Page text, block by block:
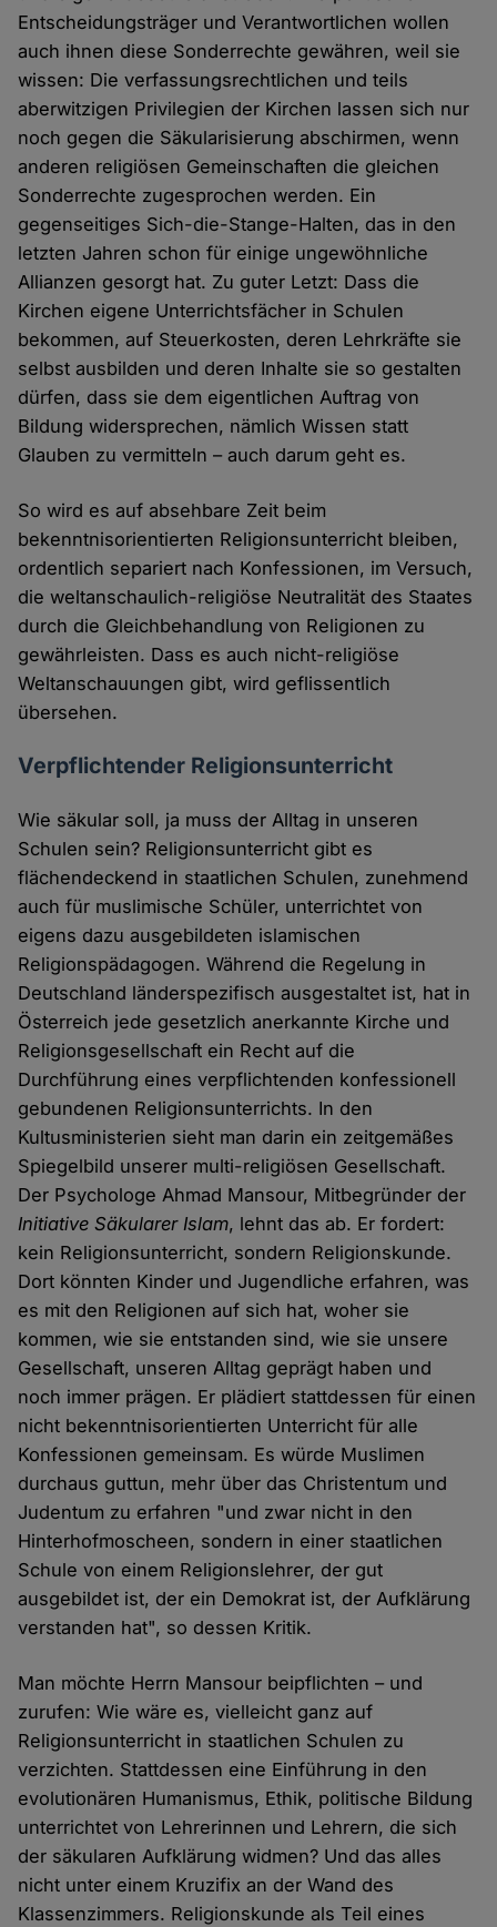
Entscheidungsträger und Verantwortlichen wollen
auch ihnen diese Sonderrechte gewähren, weil sie
wissen: Die verfassungsrechtlichen und teils
aberwitzigen Privilegien der Kirchen lassen sich nur
noch gegen die Säkularisierung abschirmen, wenn
anderen religiösen Gemeinschaften die gleichen
Sonderrechte zugesprochen werden. Ein
gegenseitiges Sich-die-Stange-Halten, das in den
letzten Jahren schon für einige ungewöhnliche
Allianzen gesorgt hat. Zu guter Letzt: Dass die
Kirchen eigene Unterrichtsfächer in Schulen
bekommen, auf Steuerkosten, deren Lehrkräfte sie
selbst ausbilden und deren Inhalte sie so gestalten
dürfen, dass sie dem eigentlichen Auftrag von
Bildung widersprechen, nämlich Wissen statt
Glauben zu vermitteln – auch darum geht es.
So wird es auf absehbare Zeit beim
bekenntnisorientierten Religionsunterricht bleiben,
ordentlich separiert nach Konfessionen, im Versuch,
die weltanschaulich-religiöse Neutralität des Staates
durch die Gleichbehandlung von Religionen zu
gewährleisten. Dass es auch nicht-religiöse
Weltanschauungen gibt, wird geflissentlich
übersehen.
Verpflichtender Religionsunterricht
Wie säkular soll, ja muss der Alltag in unseren
Schulen sein? Religionsunterricht gibt es
flächendeckend in staatlichen Schulen, zunehmend
auch für muslimische Schüler, unterrichtet von
eigens dazu ausgebildeten islamischen
Religionspädagogen. Während die Regelung in
Deutschland länderspezifisch ausgestaltet ist, hat in
Österreich jede gesetzlich anerkannte Kirche und
Religionsgesellschaft ein Recht auf die
Durchführung eines verpflichtenden konfessionell
gebundenen Religionsunterrichts. In den
Kultusministerien sieht man darin ein zeitgemäßes
Spiegelbild unserer multi-religiösen Gesellschaft.
Der Psychologe Ahmad Mansour, Mitbegründer der
Initiative Säkularer Islam, lehnt das ab. Er fordert:
kein Religionsunterricht, sondern Religionskunde.
Dort könnten Kinder und Jugendliche erfahren, was
es mit den Religionen auf sich hat, woher sie
kommen, wie sie entstanden sind, wie sie unsere
Gesellschaft, unseren Alltag geprägt haben und
noch immer prägen. Er plädiert stattdessen für einen
nicht bekenntnisorientierten Unterricht für alle
Konfessionen gemeinsam. Es würde Muslimen
durchaus guttun, mehr über das Christentum und
Judentum zu erfahren "und zwar nicht in den
Hinterhofmoscheen, sondern in einer staatlichen
Schule von einem Religionslehrer, der gut
ausgebildet ist, der ein Demokrat ist, der Aufklärung
verstanden hat", so dessen Kritik.
Man möchte Herrn Mansour beipflichten – und
zurufen: Wie wäre es, vielleicht ganz auf
Religionsunterricht in staatlichen Schulen zu
verzichten. Stattdessen eine Einführung in den
evolutionären Humanismus, Ethik, politische Bildung
unterrichtet von Lehrerinnen und Lehrern, die sich
der säkularen Aufklärung widmen? Und das alles
nicht unter einem Kruzifix an der Wand des
Klassenzimmers. Religionskunde als Teil eines